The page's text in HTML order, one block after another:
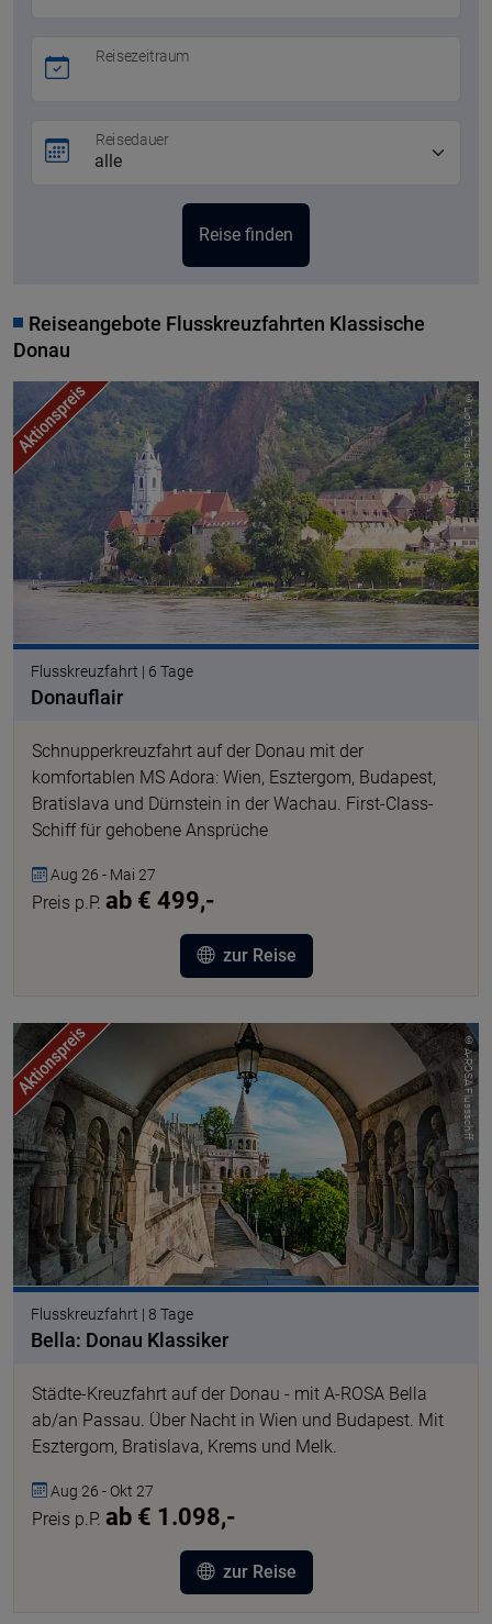
Reisezeitraum
Reisedauer
Reiseangebote Flusskreuzfahrten Klassische
Donau
© Lion Tours GmbH
Flusskreuzfahrt | 6 Tage
Donauflair
Schnupperkreuzfahrt auf der Donau mit der
komfortablen MS Adora: Wien, Esztergom, Budapest,
Bratislava und Dürnstein in der Wachau. First-Class-
Schiff für gehobene Ansprüche
Aug 26 - Mai 27
Preis p.P. ab € 499,-
zur Reise
© A-ROSA Flussschiff
Flusskreuzfahrt | 8 Tage
Bella: Donau Klassiker
Städte-Kreuzfahrt auf der Donau - mit A-ROSA Bella
ab/an Passau. Über Nacht in Wien und Budapest. Mit
Esztergom, Bratislava, Krems und Melk.
Aug 26 - Okt 27
Preis p.P. ab € 1.098,-
zur Reise